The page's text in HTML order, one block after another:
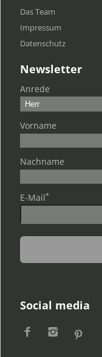
Das Team
Impressum
Datenschutz
Newsletter
Anrede
Vorname
Nachname
E-Mail*
Social media